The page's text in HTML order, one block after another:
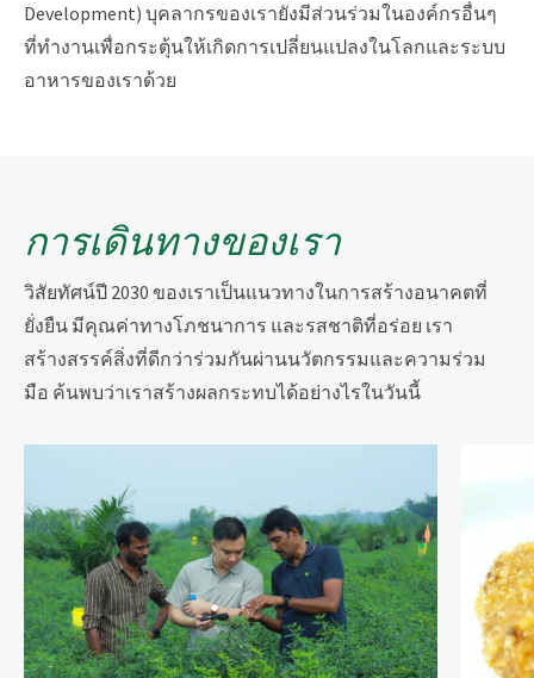
Development) บุคลากรของเรายังมีส่วนร่วมในองค์กรอื่นๆ
ที่ทำงานเพื่อกระตุ้นให้เกิดการเปลี่ยนแปลงในโลกและระบบ
อาหารของเราด้วย
การเดินทางของเรา
วิสัยทัศน์ปี 2030 ของเราเป็นแนวทางในการสร้างอนาคตที่
ยั่งยืน มีคุณค่าทางโภชนาการ และรสชาติที่อร่อย เรา
สร้างสรรค์สิ่งที่ดีกว่าร่วมกันผ่านนวัตกรรมและความร่วม
มือ ค้นพบว่าเราสร้างผลกระทบได้อย่างไรในวันนี้